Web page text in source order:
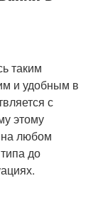
таким
и удобным в
с
этому
на любом
до